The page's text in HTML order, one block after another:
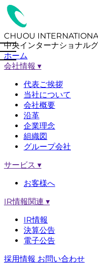
CHUOU
中央インターナショナル
ホーム
会社情報 ▾
代表ご挨拶
当社について
会社概要
沿革
企業理念
組織図
グループ会社
サービス ▾
お客様へ
IR情報関連 ▾
IR情報
決算公告
電子公告
採用情報 お問い合わせ